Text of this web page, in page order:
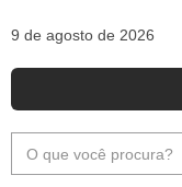
9 de agosto de 2026